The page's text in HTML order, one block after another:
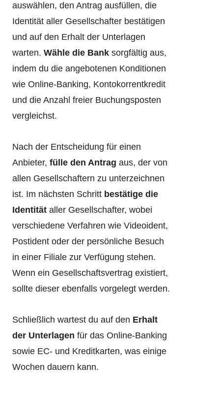
auswählen, den Antrag ausfüllen, die
Identität aller Gesellschafter bestätigen
und auf den Erhalt der Unterlagen
warten.Wähle die Bank sorgfältig aus,
indem du die angebotenen Konditionen
wie Online-Banking, Kontokorrentkredit
und die Anzahl freier Buchungsposten
vergleichst.
Nach der Entscheidung für einen
Anbieter,fülle den Antrag aus, der von
allen Gesellschaftern zu unterzeichnen
ist. Im nächsten Schritt bestätige die
Identität aller Gesellschafter, wobei
verschiedene Verfahren wie Videoident,
Postident oder der persönliche Besuch
in einer Filiale zur Verfügung stehen.
Wenn ein Gesellschaftsvertrag existiert,
sollte dieser ebenfalls vorgelegt werden.
Schließlich wartest du auf den Erhalt
der Unterlagen für das Online-Banking
sowie EC- und Kreditkarten, was einige
Wochen dauern kann.